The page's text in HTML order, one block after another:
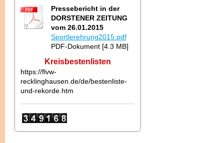
Pressebericht in der
DORSTENER ZEITUNG
vom 26.01.2015
Sportlerehrung2015.pdf
PDF-Dokument [4.3 MB]
Kreisbestenlisten
https://flvw-
recklinghausen.de/de/bestenliste-
und-rekorde.htm